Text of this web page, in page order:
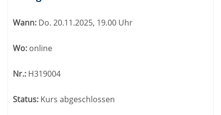
Wann: Do. 20.11.2025, 19.00 Uhr
Wo: online
Nr.: H319004
Status: Kurs abgeschlossen